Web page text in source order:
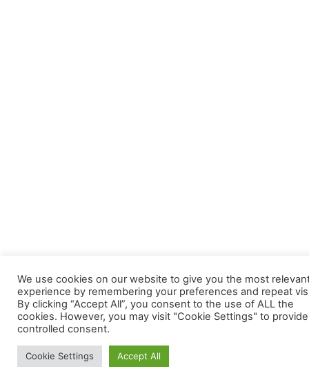
We use cookies on our website to give you the most
experience by remembering your preferences and repeat
By clicking “Accept All”, you consent to the use of ALL the
cookies. However, you may visit "Cookie Settings" to
controlled consent.
Cookie Settings Accept All